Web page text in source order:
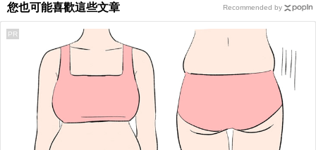
您也可能喜歡這些文章
PR
Recommended by